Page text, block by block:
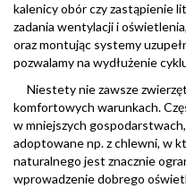
kalenicy obór czy zastąpienie
zadania wentylacji i
oraz montując systemy
pozwalamy na wydłużenie
Niestety nie zawsze
komfortowych warunkach.
w mniejszych
adoptowane np. z chlewni, w
naturalnego jest znacznie
wprowadzenie dobrego